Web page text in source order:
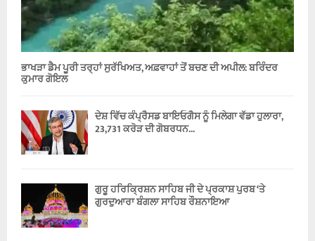
ਭਾਖੜਾ ਡੈਮ ਪੂਰੀ ਤਰ੍ਹਾਂ ਸੁਰੱਖਿਅਤ, ਅਫ਼ਵਾਹਾਂ ਤੋਂ ਬਚਣ ਦੀ ਅਪੀਲ: ਬਰਿੰਦਰ
ਕੁਮਾਰ ਗੋਇਲ
ਦੇਸ਼ ਵਿੱਚ ਕੰਪ੍ਰੈਸਡ ਬਾਇਓਗੈਸ ਨੂੰ ਮਿਲੇਗਾ ਵੱਡਾ ਹੁਲਾਰਾ,
23,731 ਕਰੋੜ ਦੀ ਗੋਬਰਧਨ...
ਗੁਰੂ ਹਰਿਕ੍ਰਿਸ਼ਨ ਸਾਹਿਬ ਜੀ ਦੇ ਪ੍ਰਕਾਸ਼ ਪੁਰਬ ‘ਤੇ
ਗੁਰਦੁਆਰਾ ਬੰਗਲਾ ਸਾਹਿਬ ਰੌਸ਼ਨਾਇਆ